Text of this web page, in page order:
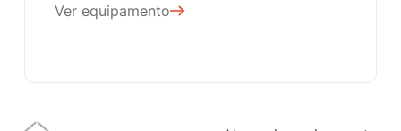
Ver equipamento